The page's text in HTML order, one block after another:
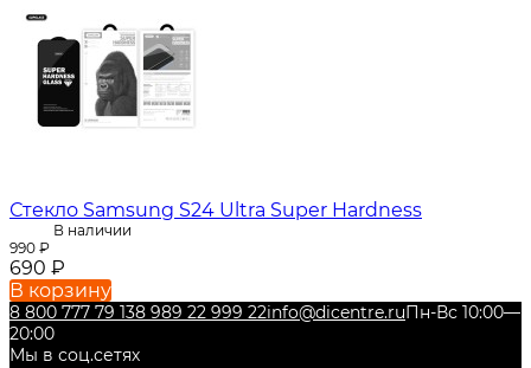
Стекло Samsung S24 Ultra Super Hardness
В наличии
990 ₽
690 ₽
В корзину
8 800 777 79 138 989 22 999 22info@dicentre.ruПн-Вс 10:00—
20:00
Мы в соц.сетях